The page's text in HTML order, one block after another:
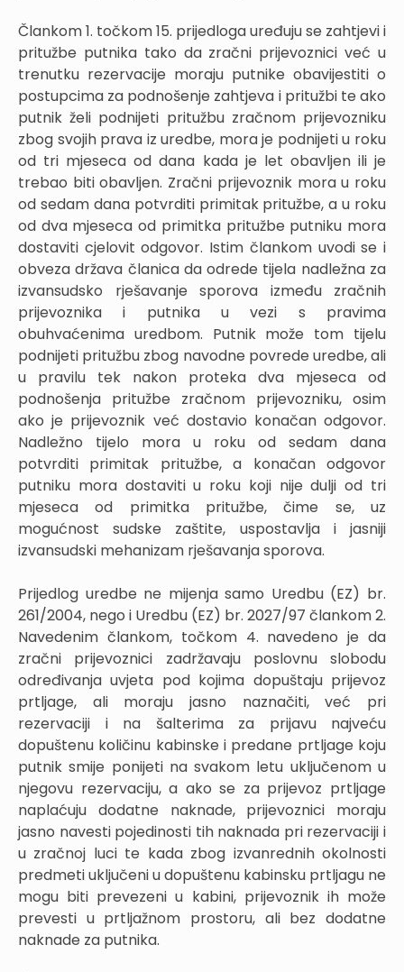
Člankom 1. točkom 15. prijedloga uređuju se zahtjevi i
pritužbe putnika tako da zračni prijevoznici već u
trenutku rezervacije moraju putnike obavijestiti o
postupcima za podnošenje zahtjeva i pritužbi te ako
putnik želi podnijeti pritužbu zračnom prijevozniku
zbog svojih prava iz uredbe, mora je podnijeti u roku
od tri mjeseca od dana kada je let obavljen ili je
trebao biti obavljen. Zračni prijevoznik mora u roku
od sedam dana potvrditi primitak pritužbe, a u roku
od dva mjeseca od primitka pritužbe putniku mora
dostaviti cjelovit odgovor. Istim člankom uvodi se i
obveza država članica da odrede tijela nadležna za
izvansudsko rješavanje sporova između zračnih
prijevoznika i putnika u vezi s pravima
obuhvaćenima uredbom. Putnik može tom tijelu
podnijeti pritužbu zbog navodne povrede uredbe, ali
u pravilu tek nakon proteka dva mjeseca od
podnošenja pritužbe zračnom prijevozniku, osim
ako je prijevoznik već dostavio konačan odgovor.
Nadležno tijelo mora u roku od sedam dana
potvrditi primitak pritužbe, a konačan odgovor
putniku mora dostaviti u roku koji nije dulji od tri
mjeseca od primitka pritužbe, čime se, uz
mogućnost sudske zaštite, uspostavlja i jasniji
izvansudski mehanizam rješavanja sporova.
Prijedlog uredbe ne mijenja samo Uredbu (EZ) br.
261/2004, nego i Uredbu (EZ) br. 2027/97 člankom 2.
Navedenim člankom, točkom 4. navedeno je da
zračni prijevoznici zadržavaju poslovnu slobodu
određivanja uvjeta pod kojima dopuštaju prijevoz
prtljage, ali moraju jasno naznačiti, već pri
rezervaciji i na šalterima za prijavu najveću
dopuštenu količinu kabinske i predane prtljage koju
putnik smije ponijeti na svakom letu uključenom u
njegovu rezervaciju, a ako se za prijevoz prtljage
naplaćuju dodatne naknade, prijevoznici moraju
jasno navesti pojedinosti tih naknada pri rezervaciji i
u zračnoj luci te kada zbog izvanrednih okolnosti
predmeti uključeni u dopuštenu kabinsku prtljagu ne
mogu biti prevezeni u kabini, prijevoznik ih može
prevesti u prtljažnom prostoru, ali bez dodatne
naknade za putnika.